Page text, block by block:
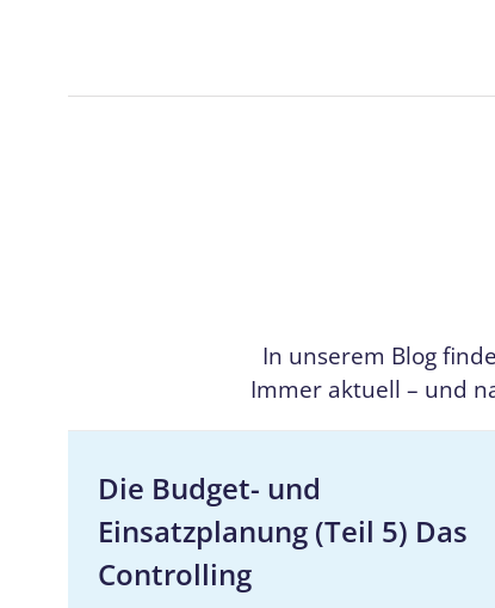
In unserem Blog
Immer aktuell – und
Die Budget- und
Einsatzplanung (Teil 5) Das
Controlling